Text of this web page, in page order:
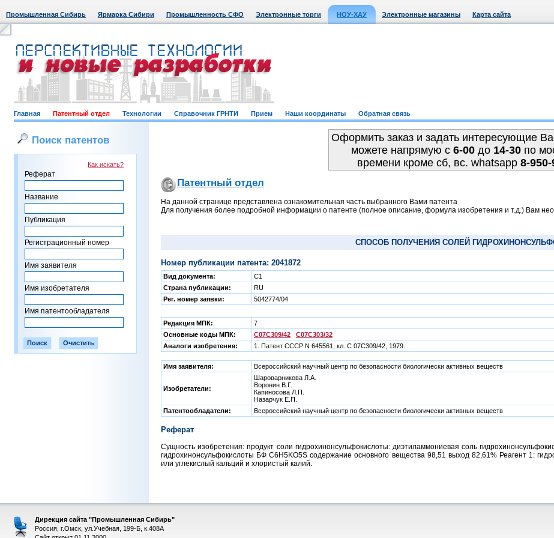
Промышленная Сибирь Ярмарка Сибири Промышленность СФО Электронные торги НОУ-ХАУ Электронные магазины Карта сайта
Главная Патентный отдел Технологии Справочник ГРНТИ Прием Наши координаты Обратная связь
Поиск патентов
Как искать?
Реферат
Название
Публикация
Регистрационный номер
Имя заявителя
Имя изобретателя
Имя патентообладателя
Оформить заказ и задать интересующие
можете напрямую c 6-00до 14-30по
времени кроме сб, вс. whatsapp 8-
Патентный отдел
На данной странице представлена ознакомительная часть выбранного Вами патента
Для получения более подробной информации о патенте (полное описание, формула изобретения и т.д.) Вам
СПОСОБ ПОЛУЧЕНИЯ СОЛЕЙ
Номер публикации патента: 2041872
Вид документа:
C1
Страна публикации:
RU
Рег. номер заявки:
5042774/04
Редакция МПК:
7
Основные коды МПК:
C07C309/42
C07C303/32
Аналоги изобретения:
1. Патент СССР N 645561, кл. C 07C309/42, 1979.
Имя заявителя: Всероссийский научный центр по безопасности биологически активных веществ
Изобретатели:
Шароварникова Л.А.
Воронин В.Г.
Капиносова Л.П.
Назарчук Е.П.
Патентообладатели:
Всероссийский научный центр по безопасности биологически активных веществ
Реферат
Сущность изобретения: продукт соли гидрохинонсульфокислоты: диэтиламмониевая соль
гидрохинонсульфокислоты БФ C6H5KO5S содержание основного вещества 98,51 выход 82,61% Реагент 1:
или углекислый кальций и хлористый калий.
Дирекция сайта "Промышленная Сибирь"
Россия, г.Омск, ул.Учебная, 199-Б, к.408А